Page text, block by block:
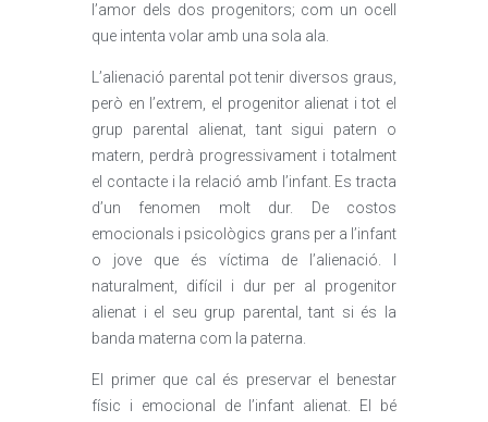
l’amor dels dos progenitors; com un ocell
que intenta volar amb una sola ala.
L’alienació parental pot tenir diversos graus,
però en l’extrem, el progenitor alienat i tot el
grup parental alienat, tant sigui patern o
matern, perdrà progressivament i totalment
el contacte i la relació amb l’infant. Es tracta
d’un fenomen molt dur. De costos
emocionals i psicològics grans per a l’infant
o jove que és víctima de l’alienació. I
naturalment, difícil i dur per al progenitor
alienat i el seu grup parental, tant si és la
banda materna com la paterna.
El primer que cal és preservar el benestar
físic i emocional de l’infant alienat. El bé